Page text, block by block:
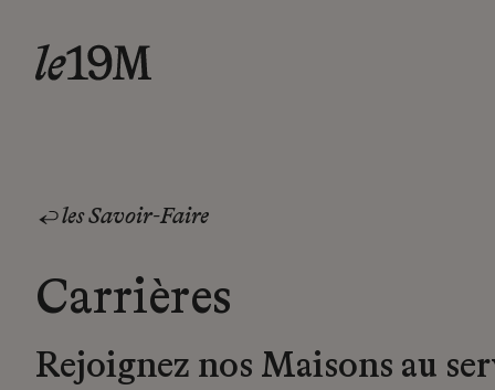
les Savoir-Faire
Carrières
Rejoignez nos Maisons au